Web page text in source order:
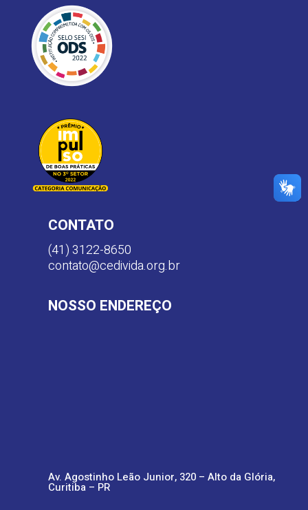
CONTATO
(41) 3122-8650
contato@cedivida.org.br
NOSSO ENDEREÇO
Av. Agostinho Leão Junior, 320 – Alto da Glória,
Curitiba – PR